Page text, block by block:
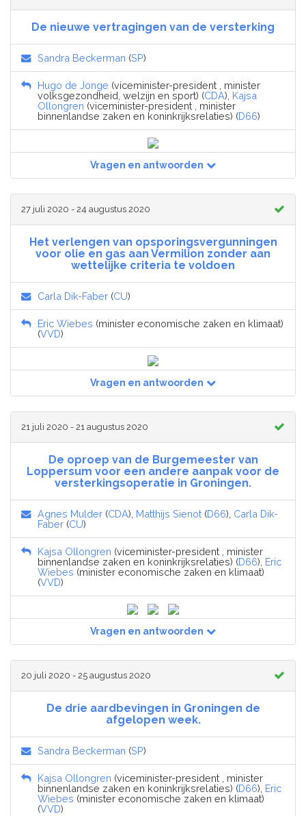
De nieuwe vertragingen van de versterking
Sandra Beckerman (SP)
Hugo de Jonge (viceminister-president , minister
volksgezondheid, welzijn en sport) (CDA), Kajsa
Ollongren (viceminister-president , minister
binnenlandse zaken en koninkrijksrelaties) (D66)
Vragen en antwoorden
27 juli 2020 - 24 augustus 2020
Het verlengen van opsporingsvergunningen
voor olie en gas aan Vermilion zonder aan
wettelijke criteria te voldoen
Carla Dik-Faber (CU)
Eric Wiebes (minister economische zaken en klimaat)
(VVD)
Vragen en antwoorden
21 juli 2020 - 21 augustus 2020
De oproep van de Burgemeester van
Loppersum voor een andere aanpak voor de
versterkingsoperatie in Groningen.
Agnes Mulder (CDA), Matthijs Sienot (D66), Carla Dik-
Faber (CU)
Kajsa Ollongren (viceminister-president , minister
binnenlandse zaken en koninkrijksrelaties) (D66), Eric
Wiebes (minister economische zaken en klimaat)
(VVD)
Vragen en antwoorden
20 juli 2020 - 25 augustus 2020
De drie aardbevingen in Groningen de
afgelopen week.
Sandra Beckerman (SP)
Kajsa Ollongren (viceminister-president , minister
binnenlandse zaken en koninkrijksrelaties) (D66), Eric
Wiebes (minister economische zaken en klimaat)
(VVD)